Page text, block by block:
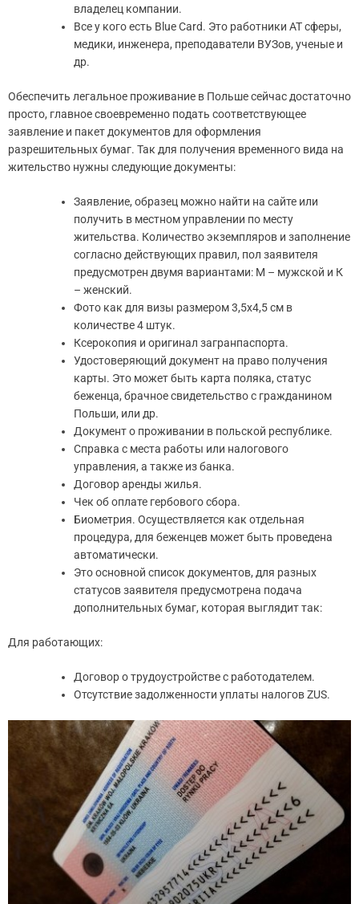
владелец компании.
Все у кого есть Blue Card. Это работники АТ сферы,
медики, инженера, преподаватели ВУЗов, ученые и
др.
Обеспечить легальное проживание в Польше сейчас достаточно
просто, главное своевременно подать соответствующее
заявление и пакет документов для оформления
разрешительных бумаг. Так для получения временного вида на
жительство нужны следующие документы:
Заявление, образец можно найти на сайте или
получить в местном управлении по месту
жительства. Количество экземпляров и заполнение
согласно действующих правил, пол заявителя
предусмотрен двумя вариантами: М – мужской и К
– женский.
Фото как для визы размером 3,5х4,5 см в
количестве 4 штук.
Ксерокопия и оригинал загранпаспорта.
Удостоверяющий документ на право получения
карты. Это может быть карта поляка, статус
беженца, брачное свидетельство с гражданином
Польши, или др.
Документ о проживании в польской республике.
Справка с места работы или налогового
управления, а также из банка.
Договор аренды жилья.
Чек об оплате гербового сбора.
Биометрия. Осуществляется как отдельная
процедура, для беженцев может быть проведена
автоматически.
Это основной список документов, для разных
статусов заявителя предусмотрена подача
дополнительных бумаг, которая выглядит так:
Для работающих:
Договор о трудоустройстве с работодателем.
Отсутствие задолженности уплаты налогов ZUS.